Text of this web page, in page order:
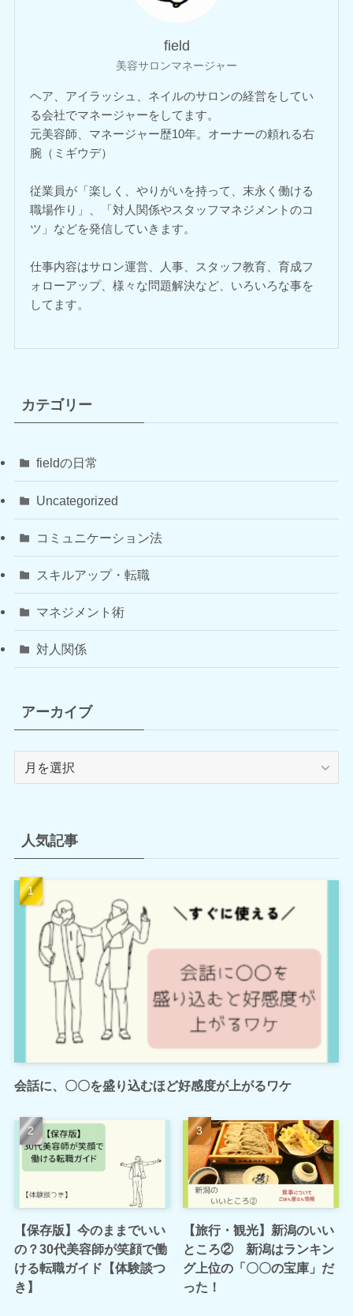
field
美容サロンマネージャー
ヘア、アイラッシュ、ネイルのサロンの経営をしてい
る会社でマネージャーをしてます。
元美容師、マネージャー歴10年。オーナーの頼れる右
腕（ミギウデ）
従業員が「楽しく、やりがいを持って、末永く働ける
職場作り」、「対人関係やスタッフマネジメントのコ
ツ」などを発信していきます。
仕事内容はサロン運営、人事、スタッフ教育、育成フ
ォローアップ、様々な問題解決など、いろいろな事を
してます。
カテゴリー
fieldの日常
Uncategorized
コミュニケーション法
スキルアップ・転職
マネジメント術
対人関係
アーカイブ
人気記事
会話に、〇〇を盛り込むほど好感度が上がるワケ
【保存版】今のままでいい
の？30代美容師が笑顔で働
ける転職ガイド【体験談つ
き】
【旅行・観光】新潟のいい
ところ② 新潟はランキン
グ上位の「〇〇の宝庫」だ
った！